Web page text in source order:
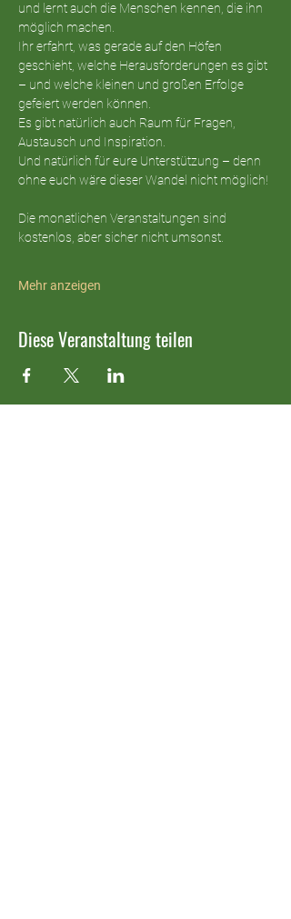
und lernt auch die Menschen kennen, die ihn
möglich machen.
Ihr erfahrt, was gerade auf den Höfen
geschieht, welche Herausforderungen es gibt
– und welche kleinen und großen Erfolge
gefeiert werden können.
Es gibt natürlich auch Raum für Fragen,
Austausch und Inspiration.
Und natürlich für eure Unterstützung – denn
ohne euch wäre dieser Wandel nicht möglich!
Die monatlichen Veranstaltungen sind
kostenlos, aber sicher nicht umsonst.
Mehr anzeigen
Diese Veranstaltung teilen